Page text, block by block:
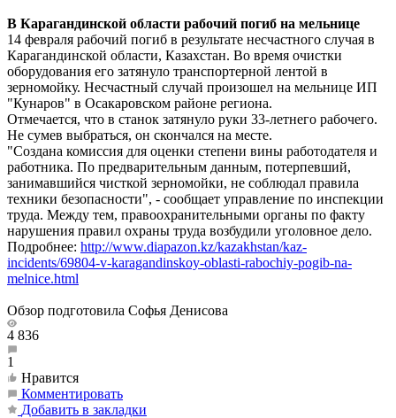
В Карагандинской области рабочий погиб на мельнице
14 февраля рабочий погиб в результате несчастного случая в
Карагандинской области, Казахстан. Во время очистки
оборудования его затянуло транспортерной лентой в
зерномойку. Несчастный случай произошел на мельнице ИП
"Кунаров" в Осакаровском районе региона.
Отмечается, что в станок затянуло руки 33-летнего рабочего.
Не сумев выбраться, он скончался на месте.
"Создана комиссия для оценки степени вины работодателя и
работника. По предварительным данным, потерпевший,
занимавшийся чисткой зерномойки, не соблюдал правила
техники безопасности", - сообщает управление по инспекции
труда. Между тем, правоохранительными органы по факту
нарушения правил охраны труда возбудили уголовное дело.
Подробнее: http://www.diapazon.kz/kazakhstan/kaz-
incidents/69804-v-karagandinskoy-oblasti-rabochiy-pogib-na-
melnice.html
Обзор подготовила Софья Денисова
4 836
1
Нравится
Комментировать
Добавить в закладки